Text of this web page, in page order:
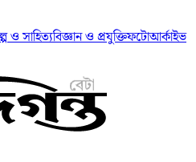
ও সাহিত্যবিজ্ঞান ও প্রযুক্তিফটোআর্কাইভ